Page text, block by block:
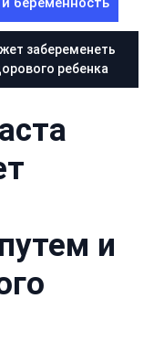
забеременеть
ребенка
и